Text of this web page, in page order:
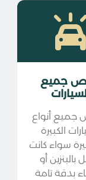
جميع
أنواع
الكبيرة
سواء كانت
بالبنزين أو
بدقة تامة